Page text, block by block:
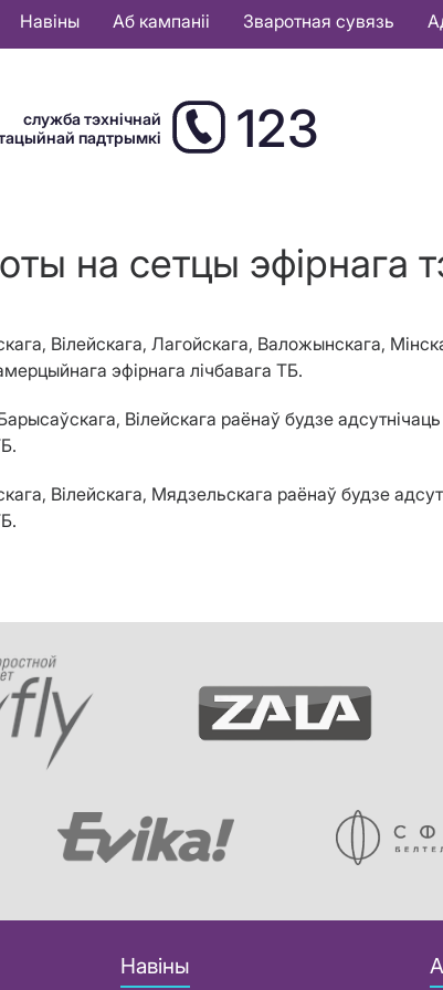
Навіны Аб кампаніі Зваротная сувязь
служба тэхнічнай
падтрымкі
123
на сетцы эфірнага
Вілейскага, Лагойскага, Валожынскага,
эфірнага лічбавага ТБ.
Вілейскага раёнаў будзе
Вілейскага, Мядзельскага раёнаў будзе
Навіны